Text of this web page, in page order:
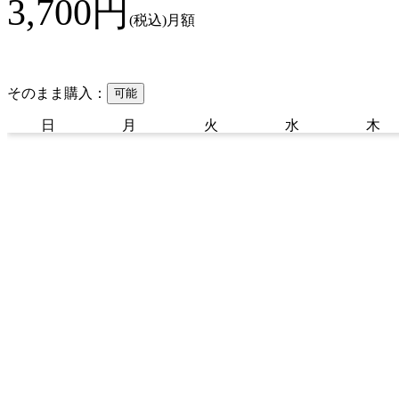
3,700円 (税込)月額
そのまま購入： 可能
日 月 火 水 木